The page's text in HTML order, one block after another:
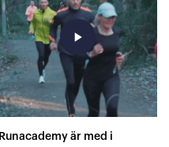
play_arrow
Runacademy är med i